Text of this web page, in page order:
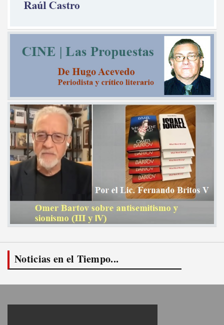
Noticias en el Tiempo...